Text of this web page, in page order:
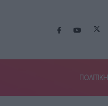
ΠΟΛΙΤΙΚΗ